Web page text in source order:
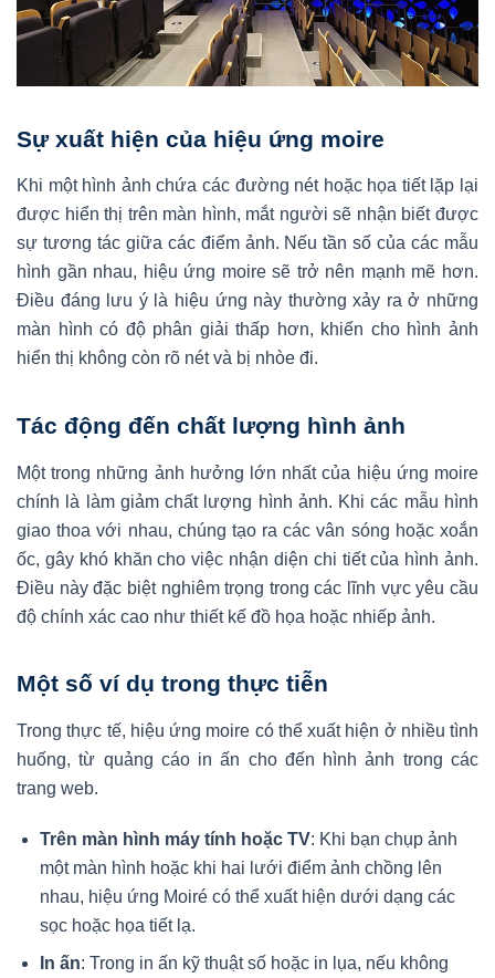
Sự xuất hiện của hiệu ứng moire
Khi một hình ảnh chứa các đường nét hoặc họa tiết lặp lại
được hiển thị trên màn hình, mắt người sẽ nhận biết được
sự tương tác giữa các điểm ảnh. Nếu tần số của các mẫu
hình gần nhau, hiệu ứng moire sẽ trở nên mạnh mẽ hơn.
Điều đáng lưu ý là hiệu ứng này thường xảy ra ở những
màn hình có độ phân giải thấp hơn, khiến cho hình ảnh
hiển thị không còn rõ nét và bị nhòe đi.
Tác động đến chất lượng hình ảnh
Một trong những ảnh hưởng lớn nhất của hiệu ứng moire
chính là làm giảm chất lượng hình ảnh. Khi các mẫu hình
giao thoa với nhau, chúng tạo ra các vân sóng hoặc xoắn
ốc, gây khó khăn cho việc nhận diện chi tiết của hình ảnh.
Điều này đặc biệt nghiêm trọng trong các lĩnh vực yêu cầu
độ chính xác cao như thiết kế đồ họa hoặc nhiếp ảnh.
Một số ví dụ trong thực tiễn
Trong thực tế, hiệu ứng moire có thể xuất hiện ở nhiều tình
huống, từ quảng cáo in ấn cho đến hình ảnh trong các
trang web.
Trên màn hình máy tính hoặc TV: Khi bạn chụp ảnh
một màn hình hoặc khi hai lưới điểm ảnh chồng lên
nhau, hiệu ứng Moiré có thể xuất hiện dưới dạng các
sọc hoặc họa tiết lạ.
In ấn: Trong in ấn kỹ thuật số hoặc in lụa, nếu không